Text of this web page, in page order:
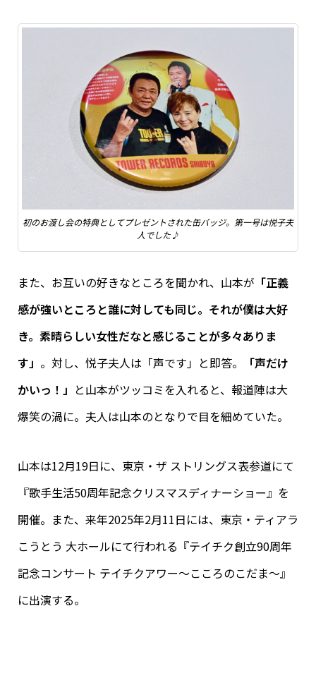
初のお渡し会の特典としてプレゼントされた缶バッジ。第一号は悦子夫
人でした♪
また、お互いの好きなところを聞かれ、山本が 「正義
感が強いところと誰に対しても同じ。それが僕は大好
き。素晴らしい女性だなと感じることが多々ありま
す」 。対し、悦子夫人は「声です」と即答。
「声だけ
かいっ！」 と山本がツッコミを入れると、報道陣は大
爆笑の渦に。夫人は山本のとなりで目を細めていた。
山本は12月19日に、東京・ザ ストリングス表参道にて
『歌手生活50周年記念クリスマスディナーショー』を
開催。また、来年2025年2月11日には、東京・ティアラ
こうとう 大ホールにて行われる『テイチク創立90周年
記念コンサート テイチクアワー～こころのこだま～』
に出演する。